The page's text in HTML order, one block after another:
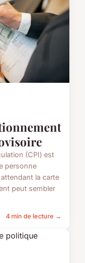
(CPI) est
personne
la carte
peut sembler
4 min de lecture →